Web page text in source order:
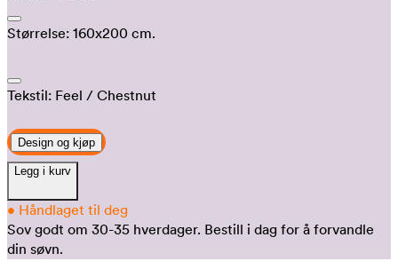
Størrelse: 160x200 cm.
Tekstil: Feel / Chestnut
Design og kjøp
Legg i kurv
• Håndlaget til deg
Sov godt om 30-35 hverdager. Bestill i dag for å forvandle
din søvn.